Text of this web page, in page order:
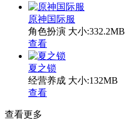
原神国际服
角色扮演 大小:332.2MB
查看
夏之锁
经营养成 大小:132MB
查看
查看更多